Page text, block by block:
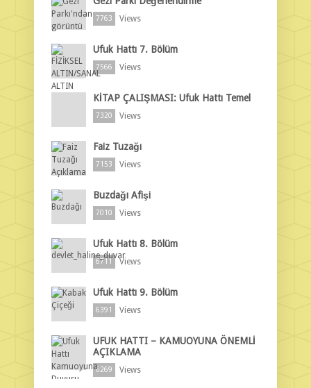
7763 Views
Ufuk Hattı 7. Bölüm
7566 Views
KİTAP ÇALIŞMASI: Ufuk Hattı Temel
7320 Views
Faiz Tuzağı
7153 Views
Buzdağı Afişi
7010 Views
Ufuk Hattı 8. Bölüm
6711 Views
Ufuk Hattı 9. Bölüm
6391 Views
UFUK HATTI – KAMUOYUNA ÖNEMLİ
AÇIKLAMA
6269 Views